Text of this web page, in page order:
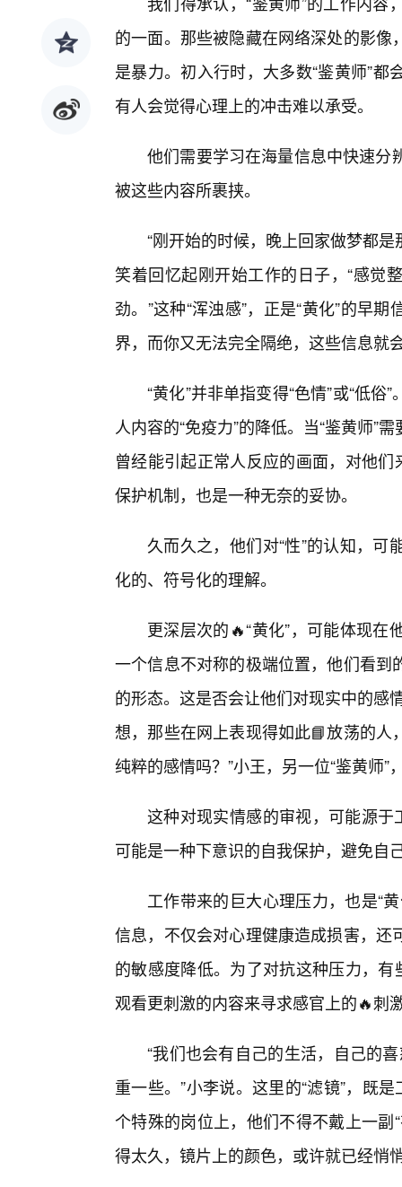
的一面。那些被隐藏在网络深处的影
是暴力。初入行时，大多数“鉴黄师”
有人会觉得心理上的冲击难以承受。
他们需要学习在海量信息中快速分
被这些内容所裹挟。
“刚开始的时候，晚上回家做梦都
笑着回忆起刚开始工作的日子，“感觉
劲。”这种“浑浊感”，正是“黄化”的早
界，而你又无法完全隔绝，这些信息就
“黄化”并非单指变得“色情”或“低
人内容的“免疫力”的降低。当“鉴黄师”
曾经能引起正常人反应的画面，对他
保护机制，也是一种无奈的妥协。
久而久之，他们对“性”的认知，
化的、符号化的理解。
更深层次的🔥“黄化”，可能体现
一个信息不对称的极端位置，他们看
的形态。这是否会让他们对现实中的感
想，那些在网上表现得如此📘放荡的
纯粹的感情吗？”小王，另一位“鉴黄师
这种对现实情感的审视，可能源于
可能是一种下意识的自我保护，避免自
工作带来的巨大心理压力，也是“
信息，不仅会对心理健康造成损害，
的敏感度降低。为了对抗这种压力，
观看更刺激的内容来寻求感官上的🔥刺
“我们也会有自己的生活，自己的
重一些。”小李说。这里的“滤镜”，既
个特殊的岗位上，他们不得不戴上一
得太久，镜片上的颜色，或许就已经悄